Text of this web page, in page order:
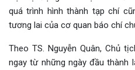
quá trình hình thành tạp chí
tương lai của cơ quan báo chí
Theo TS. Nguyễn Quân, Chủ
ngay từ những ngày đầu thành